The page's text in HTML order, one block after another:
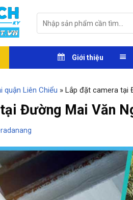
kiếm:
Giới thiệu
quận Liên Chiểu » Lắp đặt camera tại
Đường Mai Văn